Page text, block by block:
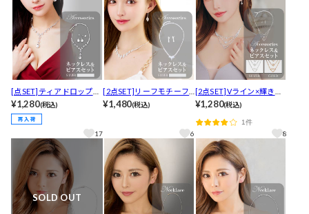
[点SET]ティアドロップビ
ジューネックレス＆ピア
スセット
¥1,280(税込)
17
[2点SET]リーフモチーフ
ビジューネックレス＆ピ
¥1,480(税込)
6
[2点SET]Vライン×輝きビ
ジューネックレス＆ピア
¥1,280(税込)
1件
8
SOLD OUT